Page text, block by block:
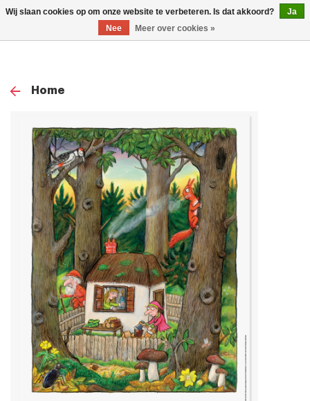
0
Home
Wij slaan cookies op om onze website te verbeteren. Is dat akkoord?
Ja
Nee
Meer over cookies »